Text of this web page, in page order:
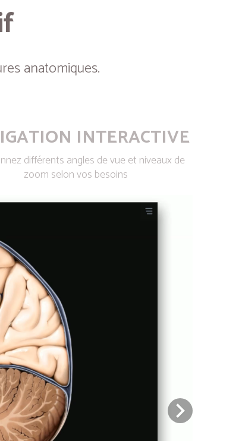
anatomiques.
INTERACTIVE
différents angles de vue et niveaux de
zoom selon vos besoins